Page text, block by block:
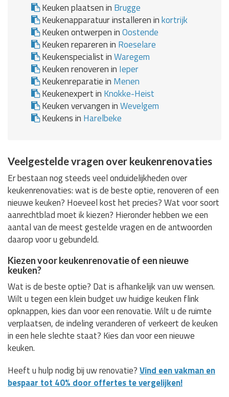
Keuken plaatsen in Brugge
Keukenapparatuur installeren inkortrijk
Keuken ontwerpen inOostende
Keuken repareren in Roeselare
Keukenspecialist inWaregem
Keuken renoveren in Ieper
Keukenreparatie in Menen
Keukenexpert in Knokke-Heist
Keuken vervangen inWevelgem
Keukens in Harelbeke
Veelgestelde vragen over keukenrenovaties
Er bestaan nog steeds veel onduidelijkheden over
keukenrenovaties: wat is de beste optie, renoveren of een
nieuwe keuken? Hoeveel kost het precies? Wat voor soort
aanrechtblad moet ik kiezen? Hieronder hebben we een
aantal van de meest gestelde vragen en de antwoorden
daarop voor u gebundeld.
Kiezen voor keukenrenovatie of een nieuwe
keuken?
Wat is de beste optie? Dat is afhankelijk van uw wensen.
Wilt u tegen een klein budget uw huidige keuken flink
opknappen, kies dan voor een renovatie. Wilt u de ruimte
verplaatsen, de indeling veranderen of verkeert de keuken
in een hele slechte staat? Kies dan voor een nieuwe
keuken.
Heeft u hulp nodig bij uw renovatie?Vind een vakman en
bespaar tot 40% door offertes te vergelijken!